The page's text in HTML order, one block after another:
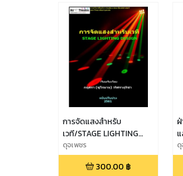
การจัดแสงสำหรับ
เวที/STAGE LIGHTING
DESIGN.
ดุจเพชร
300.00 ฿